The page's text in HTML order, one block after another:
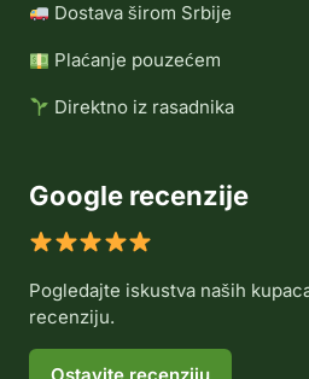
Dostava širom Srbije
Plaćanje pouzećem
Direktno iz rasadnika
Google recenzije
Pogledajte iskustva naših
recenziju.